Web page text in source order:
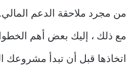
من مجرد ملاحقة الدعم المالي.
مع ذلك ، إليك بعض أهم
اتخاذها قبل أن تبدأ مشروعك